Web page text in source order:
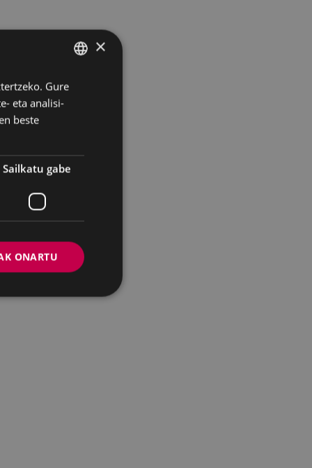
BASQUE
SPANISH
×
Gure
eta analisi-
beste
Sailkatu gabe
ONARTU